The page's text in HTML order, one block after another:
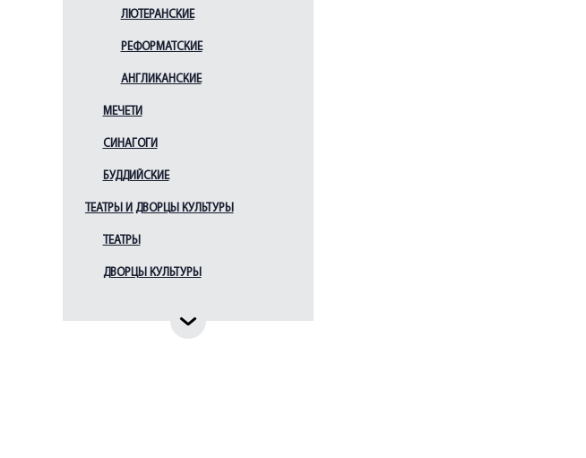
Пресвятой Богородицы
(Пискаревская)
Церковь Воздвижения
больницы Чудновского
Церковь Вознесения
Церковь Димитрия
иконы Божией Матери
иконы Божией Матери у
Суворовском военном
училище)
ЛЮТЕРАНСКИЕ
РЕФОРМАТСКИЕ
АНГЛИКАНСКИЕ
МЕЧЕТИ
СИНАГОГИ
БУДДИЙСКИЕ
ТЕАТРЫ И ДВОРЦЫ КУЛЬТУРЫ
ТЕАТРЫ
ДВОРЦЫ КУЛЬТУРЫ